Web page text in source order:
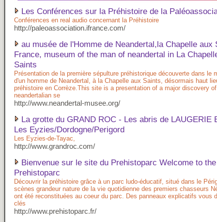
Les Conférences sur la Préhistoire de la
Conférences en real audio concernant la Préhistoire
http://paleoassociation.ifrance.com/
au musée de l'Homme de Neandertal,la Chapelle aux
France, museum of the man of neandertal in La
Saints
Présentation de la première sépulture préhistorique découverte dans le
d'un homme de Neandertal, à la Chapelle aux Saints, désormais haut
préhistoire en Corrèze.This site is a presentation of a major discovery
neandertalian se
http://www.neandertal-musee.org/
La grotte du GRAND ROC - Les abris de LAUGERIE
Les Eyzies/Dordogne/Perigord
Les Eyzies-de-Tayac,
http://www.grandroc.com/
Bienvenue sur le site du Prehistoparc Welcome to the
Prehistoparc
Découvrir la préhistoire grâce à un parc ludo-éducatif, situé dans le
scènes grandeur nature de la vie quotidienne des premiers chasseurs
ont été reconstituées au coeur du parc. Des panneaux explicatifs vous
clés
http://www.prehistoparc.fr/